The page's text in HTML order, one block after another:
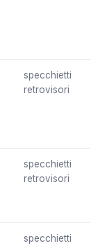
specchietti
retrovisori
specchietti
retrovisori
specchietti